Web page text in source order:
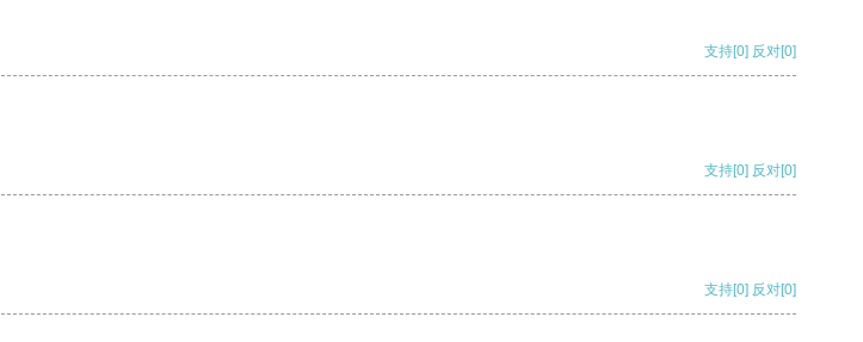
支持[0] 反对[0]
支持[0] 反对[0]
支持[0] 反对[0]